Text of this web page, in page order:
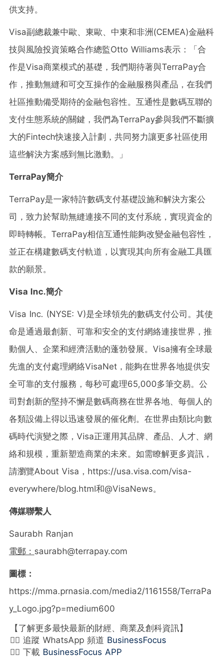
供支持。
Visa副總裁兼中歐、東歐、中東和非洲(CEMEA)金融科
技與風險投資策略合作總監Otto Williams表示：「合
作是Visa商業模式的基礎，我們期待著與TerraPay合
作，推動無縫和可交互操作的金融服務與產品，在我們
社區推動備受期待的金融包容性。互通性是數碼互聯的
支付生態系統的關鍵，我們為TerraPay參與我們不斷擴
大的Fintech快速接入計劃，共同努力讓更多社區使用
這些解決方案感到無比激動。」
TerraPay簡介
TerraPay是一家特許數碼支付基礎設施和解決方案公
司，致力於幫助無縫連接不同的支付系統，實現資金的
即時轉帳。TerraPay相信互通性能夠改變金融包容性，
並正在構建數碼支付軌道，以實現其向所有金融工具匯
款的願景。
Visa Inc.簡介
Visa Inc. (NYSE: V)是全球領先的數碼支付公司。其使
命是通過最創新、可靠和安全的支付網絡連接世界，推
動個人、企業和經濟活動的蓬勃發展。Visa擁有全球最
先進的支付處理網絡VisaNet，能夠在世界各地提供安
全可靠的支付服務，每秒可處理65,000多筆交易。公
司對創新的堅持不懈是數碼商務在世界各地、每個人的
各類設備上得以迅速發展的催化劑。在世界由類比向數
碼時代演變之際，Visa正運用其品牌、產品、人才、網
絡和規模，重新塑造商業的未來。如需瞭解更多資訊，
請瀏覽About Visa，https://usa.visa.com/visa-
everywhere/blog.html和@VisaNews。
傳媒聯繫人
Saurabh Ranjan
電郵： saurabh@terrapay.com
圖標 ：
https://mma.prnasia.com/media2/1161558/TerraPa
y_Logo.jpg?p=medium600
【了解更多最快最新的財經、商業及創科資訊】
👉🏻 追蹤 WhatsApp 頻道 BusinessFocus
👉🏻 下載 BusinessFocus APP